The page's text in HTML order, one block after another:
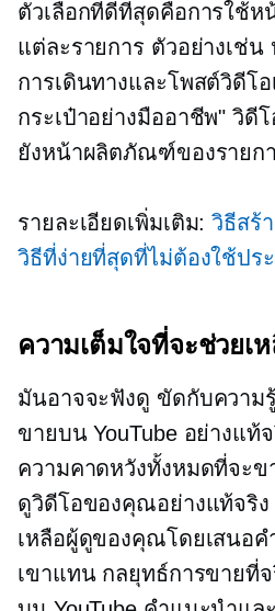
ตัวเลือกที่ดีที่สุดคือการใช้ห
แต่ละรายการ ตัวอย่างเช่
การเดินทางและโพสต์วิดีโ
กระเป๋าอย่างมืออาชีพ" วิดี
ยังหน้าผลิตภัณฑ์ของรายก
รายละเอียดเพิ่มเติม:วิธีสร้
วิธีที่ง่ายที่สุดที่ไม่ต้องใช้ปร
ความเต็มใจที่จะช่วยเ
มันอาจจะฟังดู ขัดกับความ
ขายบน YouTube อย่างแท้
ความคาดหวังทั้งหมดที่จะ
ดูวิดีโอของคุณอย่างแท้จริ
เหลือผู้ดูของคุณโดยเสนอ
เขาแทน กลยุทธ์การขายที่